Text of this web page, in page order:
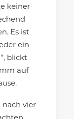
keiner
Es ist
ein
blickt
auf
nach vier